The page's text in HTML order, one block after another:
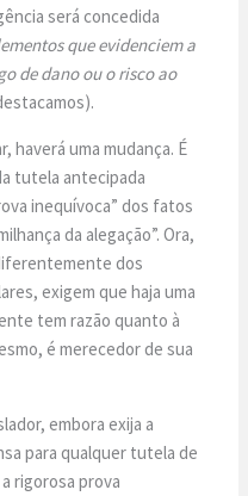
será concedida
que evidenciem a
de dano ou o risco ao
haverá uma mudança. É
tutela antecipada
inequívoca” dos fatos
da alegação”. Ora,
dos
exigem que haja uma
tem razão quanto à
é merecedor de sua
embora exija a
para qualquer tutela de
rigorosa prova